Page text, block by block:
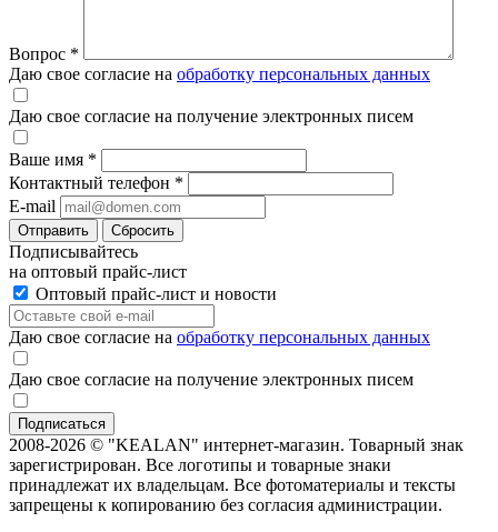
Вопрос *
Даю свое согласие на обработку персональных данных
Даю свое согласие на получение электронных писем
Ваше имя *
Контактный телефон *
E-mail
Отправить Сбросить
Подписывайтесь
на оптовый прайс-лист
Оптовый прайс-лист и новости
Даю свое согласие на обработку персональных данных
Даю свое согласие на получение электронных писем
2008-2026 © "KEALAN" интернет-магазин. Товарный знак
зарегистрирован. Все логотипы и товарные знаки
принадлежат их владельцам. Все фотоматериалы и тексты
запрещены к копированию без согласия администрации.